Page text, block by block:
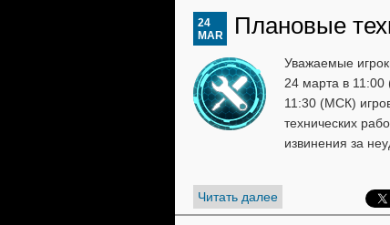
Плановые
24
MAR
Уважаемые
24 марта в
11:30 (МСК)
технических
извинения за
Читать далее